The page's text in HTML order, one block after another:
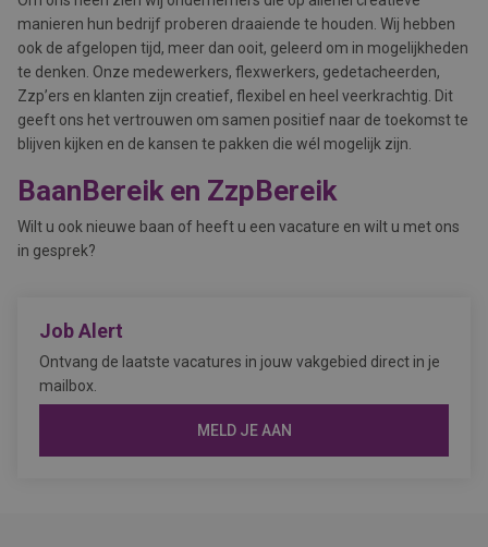
manieren hun bedrijf proberen draaiende te houden. Wij hebben
ook de afgelopen tijd, meer dan ooit, geleerd om in mogelijkheden
te denken. Onze medewerkers, flexwerkers, gedetacheerden,
Zzp’ers en klanten zijn creatief, flexibel en heel veerkrachtig. Dit
geeft ons het vertrouwen om samen positief naar de toekomst te
blijven kijken en de kansen te pakken die wél mogelijk zijn.
BaanBereik en ZzpBereik
Wilt u ook nieuwe baan of heeft u een vacature en wilt u met ons
in gesprek?
Job Alert
Ontvang de laatste vacatures in jouw vakgebied direct in je
mailbox.
MELD JE AAN